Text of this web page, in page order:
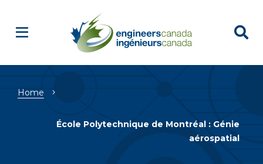
Breadcrumb
Home
École Polytechnique de Montréal : Génie
aérospatial